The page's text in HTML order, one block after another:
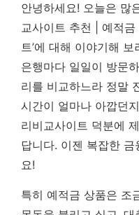
안녕하세요! 오늘은 많
교사이트 추천 | 예적
트’에 대해 이야기해
은행마다 일일이 방문
리를 비교하느라 정말
시간이 얼마나 아깝던
리비교사이트 덕분에
답니다. 이젠 복잡한
요!
특히 예적금 상품은 조